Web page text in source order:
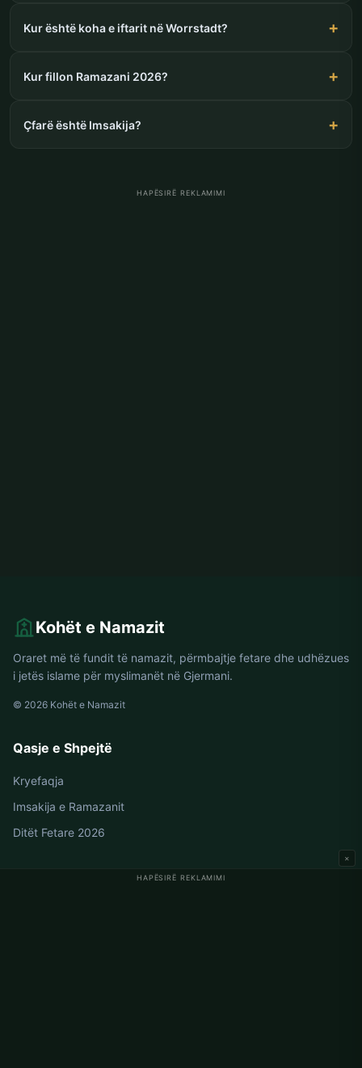
Kur është koha e iftarit në Worrstadt?
Kur fillon Ramazani 2026?
Çfarë është Imsakija?
HAPËSIRË REKLAMIMI
HAPËSIRË REKLAMIMI
×
Kohët e Namazit
Oraret më të fundit të namazit, përmbajtje fetare dhe udhëzues
i jetës islame për myslimanët në Gjermani.
© 2026 Kohët e Namazit
Qasje e Shpejtë
Kryefaqja
Imsakija e Ramazanit
Ditët Fetare 2026
Oraret e Namazit në Gjermani